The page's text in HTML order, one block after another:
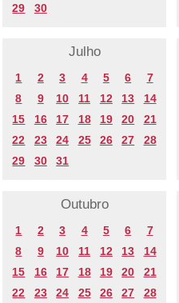
29
30
Julho
1 2 3 4 5 6
7
8
9 10 11 12 13
14
15
16 17 18 19 20
21
22
23 24 25 26 27
28
29
30 31
Outubro
1 2 3 4 5 6
7
8
9 10 11 12 13
14
15
16 17 18 19 20
21
22
23 24 25 26 27
28